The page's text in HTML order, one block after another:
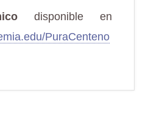
disponible en
PuraCenteno